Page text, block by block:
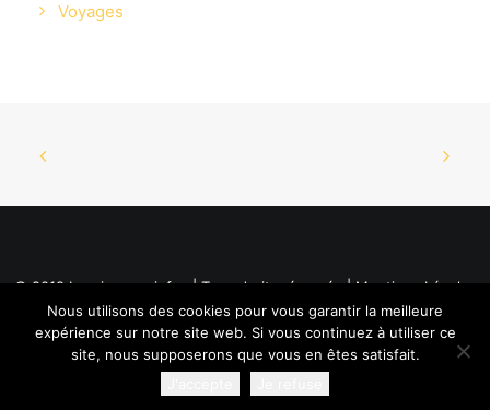
Voyages
© 2019 La mine aux infos | Tous droits réservés |Mentions Légales
Nous utilisons des cookies pour vous garantir la meilleure
expérience sur notre site web. Si vous continuez à utiliser ce
site, nous supposerons que vous en êtes satisfait.